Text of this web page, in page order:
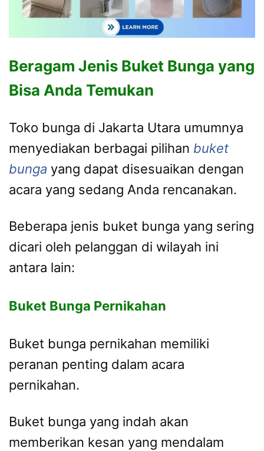
Beragam Jenis Buket Bunga yang
Bisa Anda Temukan
Toko bunga di Jakarta Utara umumnya
menyediakan berbagai pilihan buket
bunga yang dapat disesuaikan dengan
acara yang sedang Anda rencanakan.
Beberapa jenis buket bunga yang sering
dicari oleh pelanggan di wilayah ini
antara lain:
Buket Bunga Pernikahan
Buket bunga pernikahan memiliki
peranan penting dalam acara
pernikahan.
Buket bunga yang indah akan
memberikan kesan yang mendalam